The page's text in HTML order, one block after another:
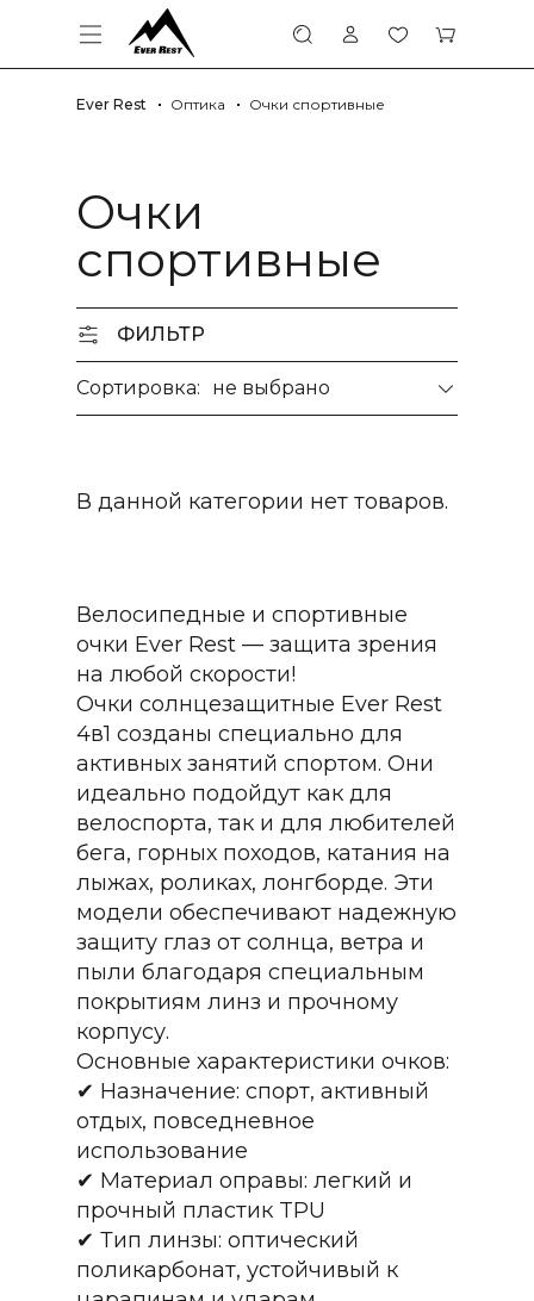
Ever Rest Оптика Очки спортивные
Очки
спортивные
ФИЛЬТР
Сортировка: не выбрано
В данной категории нет товаров.
Велосипедные и спортивные
очки Ever Rest — защита зрения
на любой скорости!
Очки солнцезащитные Ever Rest
4в1 созданы специально для
активных занятий спортом. Они
идеально подойдут как для
велоспорта, так и для любителей
бега, горных походов, катания на
лыжах, роликах, лонгборде. Эти
модели обеспечивают надежную
защиту глаз от солнца, ветра и
пыли благодаря специальным
покрытиям линз и прочному
корпусу.
Основные характеристики очков:
✔ Назначение: спорт, активный
отдых, повседневное
использование
✔ Материал оправы: легкий и
прочный пластик TPU
✔ Тип линзы: оптический
поликарбонат, устойчивый к